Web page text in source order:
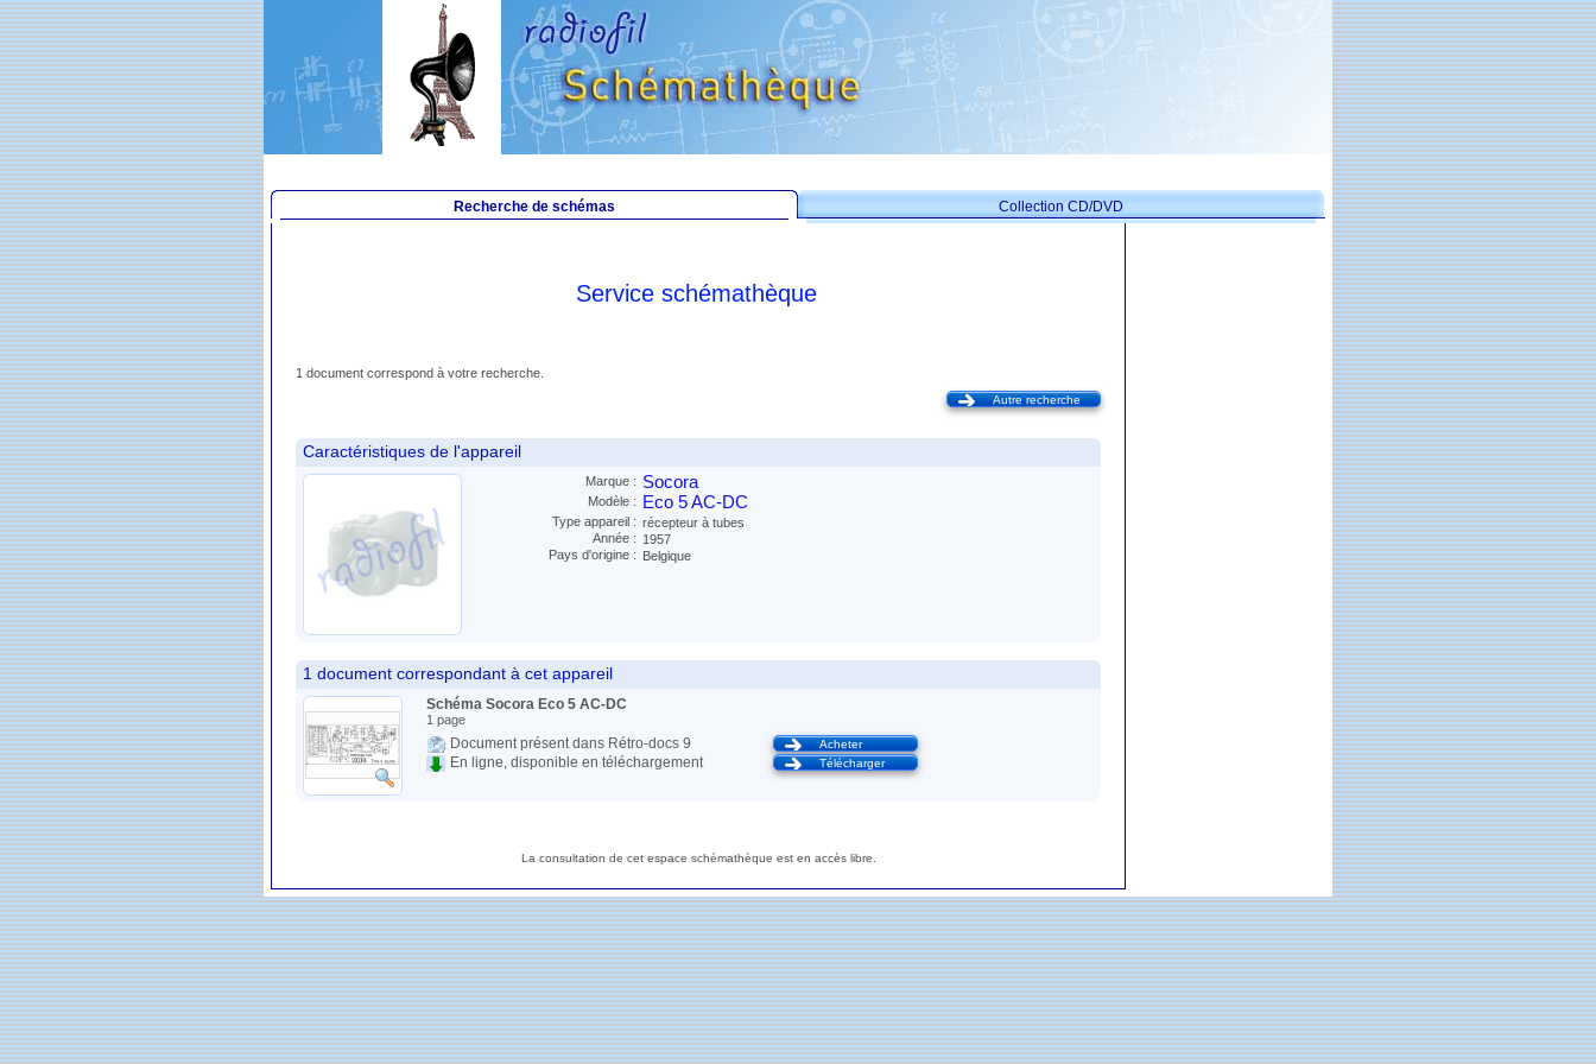
Recherche de schémas Collection CD/DVD
Service schémathèque
1 document correspond à votre recherche.
Autre recherche
Caractéristiques de l'appareil
Marque : Socora
Modèle : Eco 5 AC-DC
Type appareil : récepteur à tubes
Année : 1957
Pays d'origine : Belgique
1 document correspondant à cet appareil
Schéma Socora Eco 5 AC-DC
1 page
Document présent dans Rétro-docs 9 Acheter
En ligne, disponible en téléchargement Télécharger
La consultation de cet espace schémathèque est en accès libre.